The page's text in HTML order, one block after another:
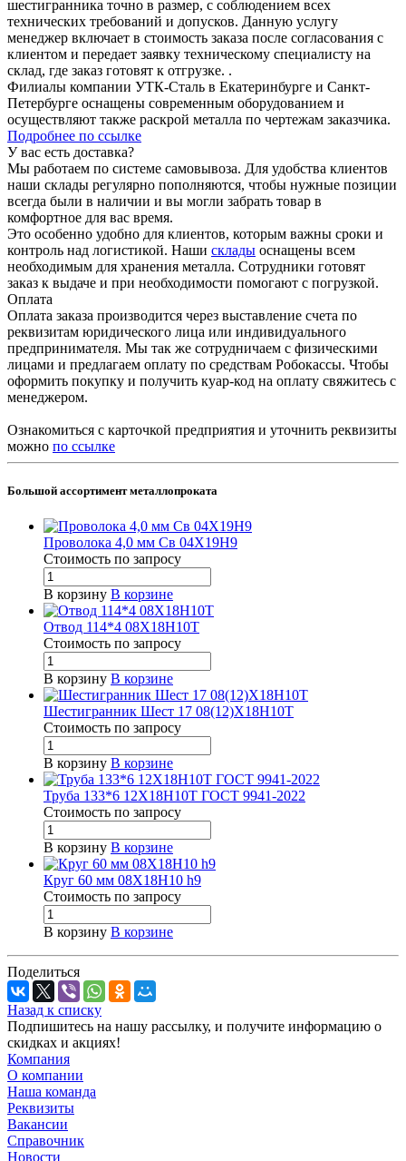
шестигранника точно в размер, с соблюдением всех
технических требований и допусков. Данную услугу
менеджер включает в стоимость заказа после согласования с
клиентом и передает заявку техническому специалисту на
склад, где заказ готовят к отгрузке. .
Филиалы компании УТК-Сталь в Екатеринбурге и Санкт-
Петербурге оснащены современным оборудованием и
осуществляют также раскрой металла по чертежам заказчика.
Подробнее по ссылке
У вас есть доставка?
Мы работаем по системе самовывоза. Для удобства клиентов
наши склады регулярно пополняются, чтобы нужные позиции
всегда были в наличии и вы могли забрать товар в
комфортное для вас время.
Это особенно удобно для клиентов, которым важны сроки и
контроль над логистикой. Наши склады оснащены всем
необходимым для хранения металла. Сотрудники готовят
заказ к выдаче и при необходимости помогают с погрузкой.
Оплата
Оплата заказа производится через выставление счета по
реквизитам юридического лица или индивидуального
предпринимателя. Мы так же сотрудничаем с физическими
лицами и предлагаем оплату по средствам Робокассы. Чтобы
оформить покупку и получить куар-код на оплату свяжитесь с
менеджером.
Ознакомиться с карточкой предприятия и уточнить реквизиты
можно по ссылке
Большой ассортимент металлопроката
Проволока 4,0 мм Св 04Х19Н9
Стоимость по запросу
В корзину В корзине
Отвод 114*4 08Х18Н10Т
Стоимость по запросу
В корзину В корзине
Шестигранник Шест 17 08(12)Х18Н10Т
Стоимость по запросу
В корзину В корзине
Труба 133*6 12Х18Н10Т ГОСТ 9941-2022
Стоимость по запросу
В корзину В корзине
Круг 60 мм 08Х18Н10 h9
Стоимость по запросу
В корзину В корзине
Поделиться
Назад к списку
Подпишитесь на нашу рассылку, и получите информацию о
скидках и акциях!
Компания
О компании
Наша команда
Реквизиты
Вакансии
Справочник
Новости